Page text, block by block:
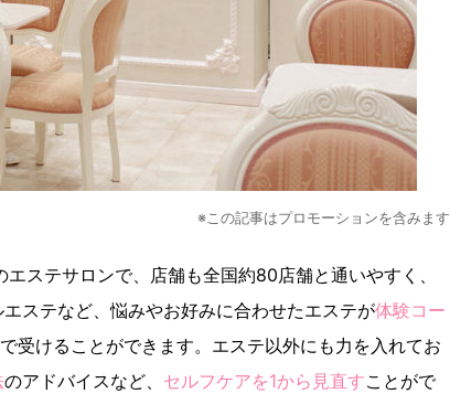
※この記事はプロモーションを含みます
ステサロンで、店舗も全国約80店舗と通いやすく、
ステなど、悩みやお好みに合わせたエステが体験コー
受けることができます。エステ以外にも力を入れてお
のアドバイスなど、 セルフケアを1から見直すことがで